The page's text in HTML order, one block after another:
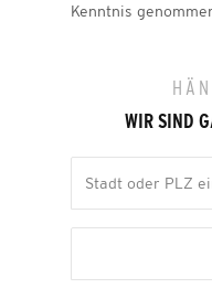
Kenntnis
WIR SIND